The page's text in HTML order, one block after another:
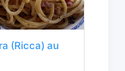
(Ricca) au